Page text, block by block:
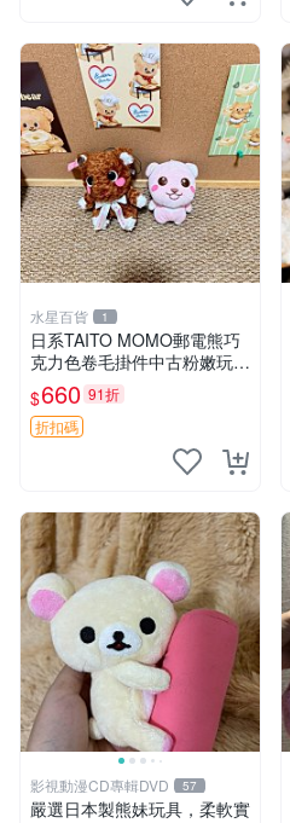
水星百貨 1
日系TAITO MOMO郵電熊巧
克力色卷毛掛件中古粉嫩玩偶
微瑕推薦 postpet momo 郵
電熊 中古玩偶
$660 91折
折扣碼
影視動漫CD專輯DVD 57
嚴選日本製熊妹玩具，柔軟實